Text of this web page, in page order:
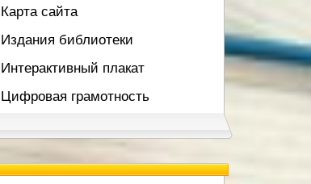
Карта сайта
Издания библиотеки
Интерактивный плакат
Цифровая грамотность